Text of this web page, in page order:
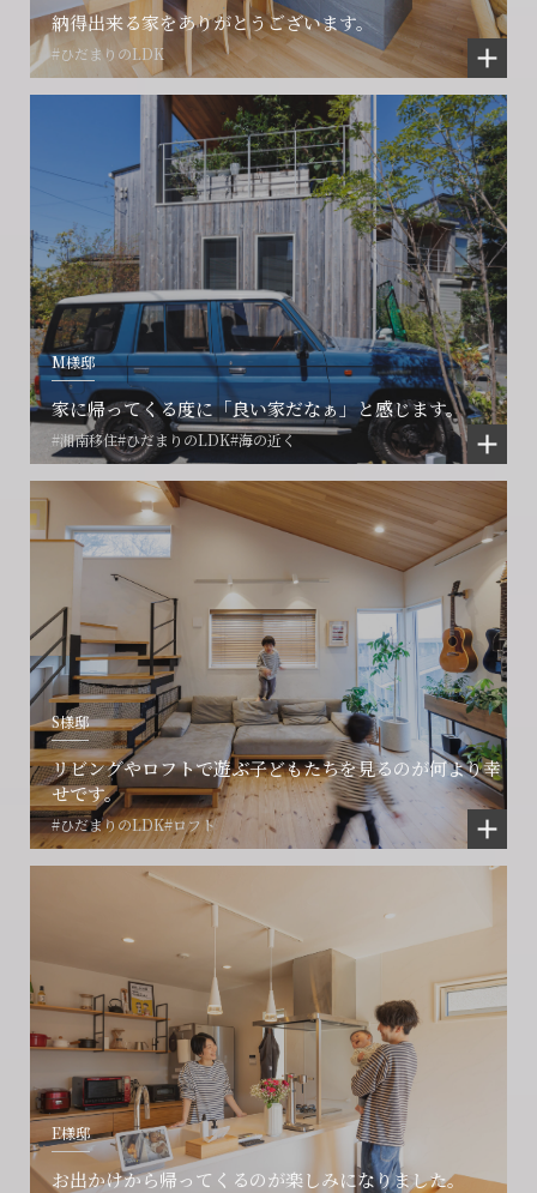
納得出来る家をありがとうございます。
#ひだまりのLDK
M様邸
家に帰ってくる度に「良い家だなぁ」と感じます。
#湘南移住#ひだまりのLDK#海の近く
S様邸
リビングやロフトで遊ぶ子どもたちを見るのが何より幸
せです。
#ひだまりのLDK#ロフト
E様邸
お出かけから帰ってくるのが楽しみになりました。